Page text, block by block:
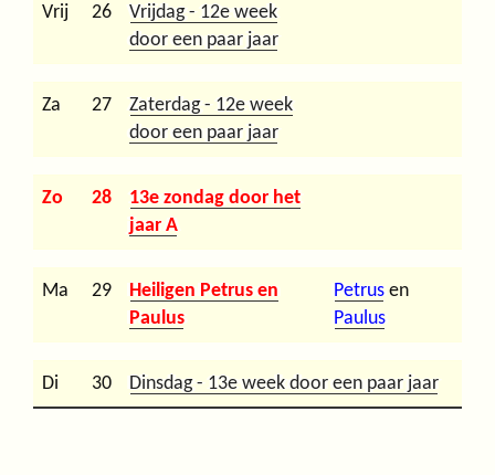
Vrij 26
Vrijdag - 12e week
door een paar jaar
Za 27
Zaterdag - 12e week
door een paar jaar
Zo 28
13e zondag door het
jaar A
Ma 29
Heiligen Petrus en
Paulus
Petrus en
Paulus
Di 30 Dinsdag - 13e week door een paar jaar